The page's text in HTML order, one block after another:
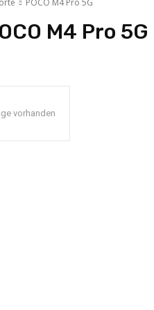
POCO M4 Pro 5G
M4 Pro 5G
vorhanden